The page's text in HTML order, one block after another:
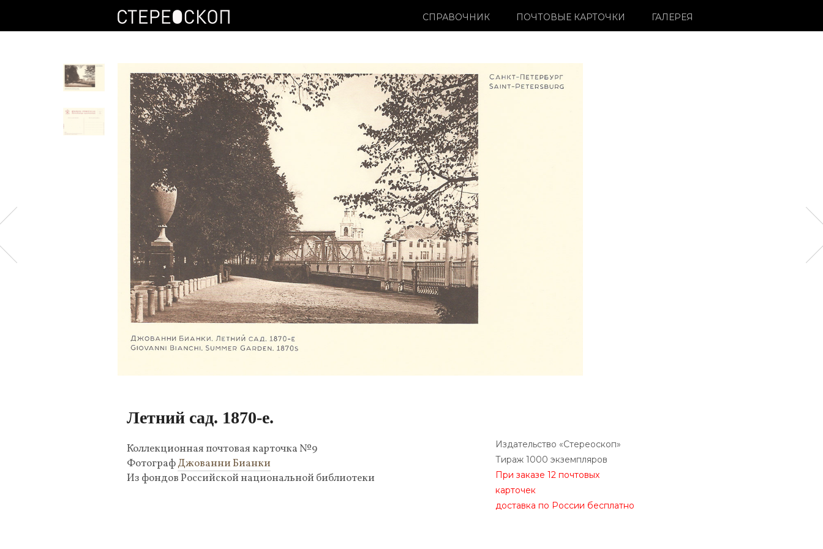
СПРАВОЧНИК ПОЧТОВЫЕ КАРТОЧКИ ГАЛЕРЕЯ
Летний сад. 1870-е.
Коллекционная почтовая карточка №9
ФотографДжованни Бианки
Из фондов Российской национальной библиотеки
Издательство «Стереоскоп»
Тираж 1000 экземпляров
При заказе 12 почтовых
карточек
доставка по России бесплатно